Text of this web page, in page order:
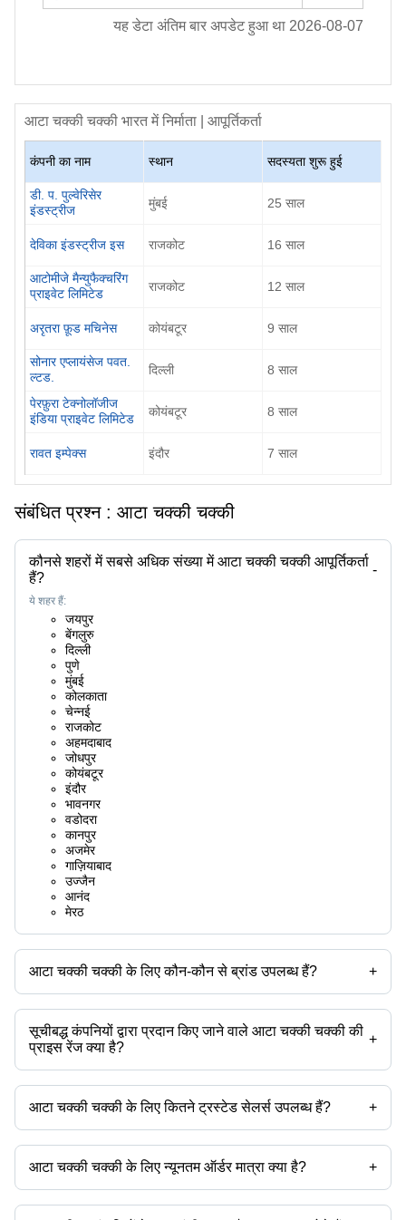
यह डेटा अंतिम बार अपडेट हुआ था 2026-08-07
आटा चक्की चक्की भारत में निर्माता | आपूर्तिकर्ता
कंपनी का नाम स्थान सदस्यता शुरू हुई
डी. प. पुल्वेरिसेर
इंडस्ट्रीज
मुंबई 25 साल
देविका इंडस्ट्रीज इस राजकोट 16 साल
आटोमीजे मैन्युफैक्चरिंग
प्राइवेट लिमिटेड
राजकोट 12 साल
अरृतरा फ़ूड मचिनेस कोयंबटूर 9 साल
सोनार एप्लायंसेज पवत.
ल्टड.
दिल्ली 8 साल
पेरफ़ुरा टेक्नोलॉजीज
इंडिया प्राइवेट लिमिटेड
कोयंबटूर 8 साल
रावत इम्पेक्स इंदौर 7 साल
संबंधित प्रश्न : आटा चक्की चक्की
कौनसे शहरों में सबसे अधिक संख्या में आटा चक्की चक्की आपूर्तिकर्ता
हैं?
-
ये शहर हैं:
जयपुर
बेंगलुरु
दिल्ली
पुणे
मुंबई
कोलकाता
चेन्नई
राजकोट
अहमदाबाद
जोधपुर
कोयंबटूर
इंदौर
भावनगर
वडोदरा
कानपुर
अजमेर
गाज़ियाबाद
उज्जैन
आनंद
मेरठ
आटा चक्की चक्की के लिए कौन-कौन से ब्रांड उपलब्ध हैं? +
उपलब्ध ब्रांड हैं -
सूचीबद्ध कंपनियों द्वारा प्रदान किए जाने वाले आटा चक्की चक्की की
प्राइस रेंज क्या है?
+
आटा चक्की चक्की की प्राइस रेंज है -
कंपनी का नाम मुद्रा प्रोडक्ट का नाम
अयांशी इंजीनियरिंग वर्क्स INR आटा ग्राइंडर मशीन
आटा चक्की चक्की के लिए कितने ट्रस्टेड सेलर्स उपलब्ध हैं? +
आटा चक्की चक्की के ट्रस्टेड सेलर्स हैं:
आटोमीजे मैन्युफैक्चरिंग प्राइवेट लिमिटेड
सोनार एप्लायंसेज पवत. ल्टड.
पेरफ़ुरा टेक्नोलॉजीज इंडिया प्राइवेट लिमिटेड
अरृतरा फ़ूड मचिनेस
आटा चक्की चक्की के लिए न्यूनतम ऑर्डर मात्रा क्या है? +
उत्पाद के साथ न्यूनतम ऑर्डर मात्रा उल्लेखित होती है और कंपनी से कंपनी भिन्न हो सकती
है।